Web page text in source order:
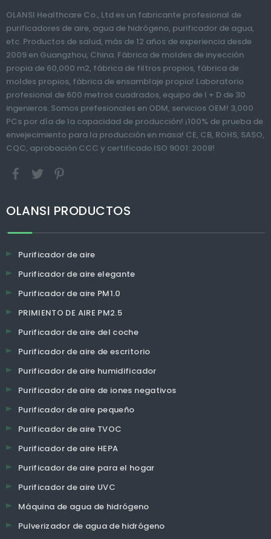
ósmosis inversa
Filtro de agua
potable Máquina
purificadora
OLANSI Healthcare Co., Ltd es un fabricante profesional de
purificadores de aire, agua de hidrógeno, purificador de agua,
etc. Productos de salud, más de 12 años de experiencia desde
2009 en Guangzhou, China. Fábrica de moldes de inyección
propia de 60,000 m2, fábrica de filtros propios, fábrica de
moldes propios, fábrica de ensamblaje propia! Laboratorio
profesional de 600 metros cuadrados, equipo de I + D de 30
ingenieros. Somos prefesionales en ODM, servicios OEM! 3,000
PCs por día de la capacidad de producción! ¡100% de prueba de
envejecimiento para la producción en masa! CE, CB, ROHS, SASO,
CQC, aprobación CCC y certificado ISO 9001: 2008!
OLANSI PRODUCTOS
Purificador de aire
Purificador de aire elegante
Purificador de aire PM1.0
PRIMIENTO DE AIRE PM2.5
Purificador de aire del coche
Purificador de aire de escritorio
Purificador de aire humidificador
Purificador de aire de iones negativos
Purificador de aire pequeño
Purificador de aire TVOC
Purificador de aire HEPA
Purificador de aire para el hogar
Purificador de aire UVC
Máquina de agua de hidrógeno
Pulverizador de agua de hidrógeno